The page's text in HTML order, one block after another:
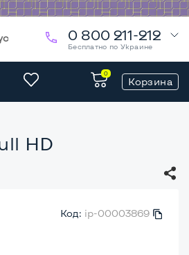
0 800 211-212
Бесплатно по Украине
0
Корзина
HD
Код: ip-00003869